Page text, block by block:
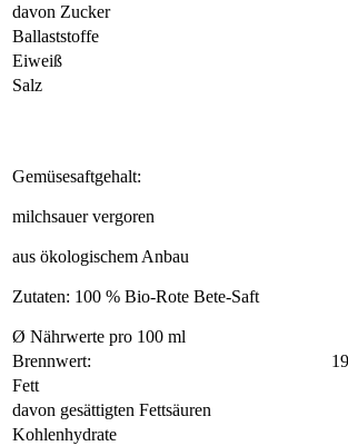
davon Zucker
Ballaststoffe
Eiweiß
Salz
Gemüsesaftgehalt:
milchsauer vergoren
aus ökologischem Anbau
Zutaten: 100 % Bio-Rote Bete-Saft
Ø Nährwerte pro 100 ml
Brennwert:
Fett
davon gesättigten Fettsäuren
Kohlenhydrate